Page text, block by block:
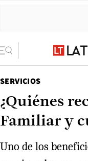
SERVICIOS
¿Quiénes
Familiar y
Uno de los